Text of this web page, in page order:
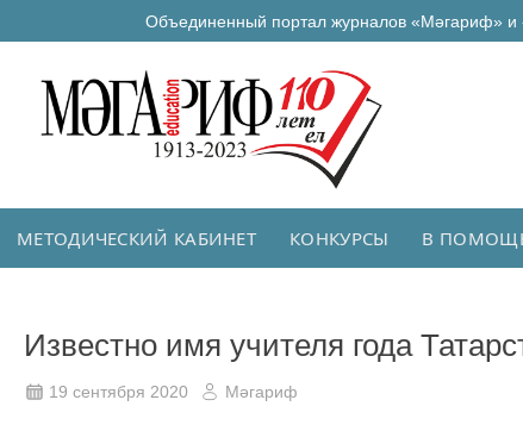
Объединенный портал журналов «Мәгариф» и
МЕТОДИЧЕСКИЙ КАБИНЕТ КОНКУРСЫ В
Известно имя учителя года
19 сентября 2020 Мәгариф